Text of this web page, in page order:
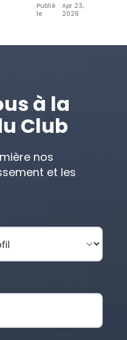
Publié
le
Apr 23,
2026
à la
Club
nos
et les